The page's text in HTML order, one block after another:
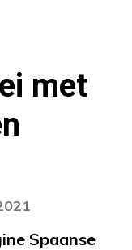
met
Spaanse